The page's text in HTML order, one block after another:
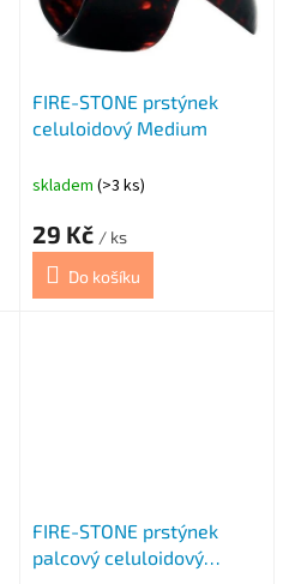
FIRE-STONE prstýnek
celuloidový Medium
skladem (>3 ks)
29 Kč / ks
Do košíku
FIRE-STONE prstýnek
palcový celuloidový